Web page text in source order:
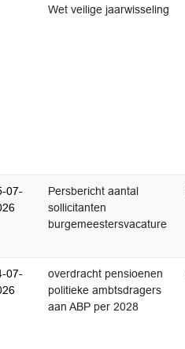
Wet veilige jaarwisseling
07-
Persbericht aantal
sollicitanten
burgemeestersvacature
07-
overdracht pensioenen
politieke ambtsdragers
aan ABP per 2028